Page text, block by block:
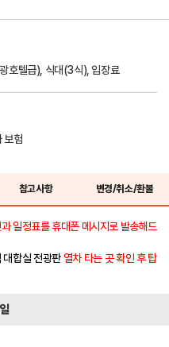
호텔급), 식대(3식), 입장료
보험
참고사항 변경/취소/환불
일정표를 휴대폰 메시지로 발송해드
대합실 전광판 열차 타는 곳 확인 후 탑